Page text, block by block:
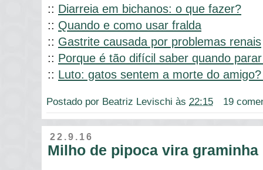
:: Diarreia em bichanos: o que fazer?
:: Quando e como usar fralda
:: Gastrite causada por problemas renais
:: Porque é tão difícil saber quando
:: Luto: gatos sentem a morte do
Postado por Beatriz Levischi às 22:15 19
22.9.16
Milho de pipoca vira graminha